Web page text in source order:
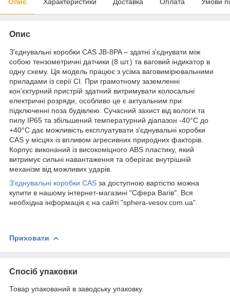
Опис
З'єднувальні коробки CAS JB-8PA – здатні з'єднувати між
собою тензометричні датчики (8 шт.) та ваговий індикатор в
одну схему. Ця модель працює з усіма ваговимірювальними
приладами із серії CI. При грамотному заземленні
кон'єктурний пристрій здатний витримувати колосальні
електричні розряди, особливо це є актуальним при
підключенні поза будівлею. Сучасний захист від вологи та
пилу IP65 та збільшений температурний діапазон -40°C до
+40°C дає можливість експлуатувати з'єднувальні коробки
CAS у місцях із впливом агресивних природних факторів.
Корпус виконаний із високоміцного ABS пластику, який
витримує сильні навантаження та оберігає внутрішній
механізм від можливих ударів.
З'єднувальні коробки CAS за доступною вартістю можна
купити в нашому інтернет-магазині "Сфера Вагів". Вся
необхідна інформація є на сайті "sphera-vesov.com.ua".
Приховати
Спосіб упаковки
Товар упакований в заводську упаковку.